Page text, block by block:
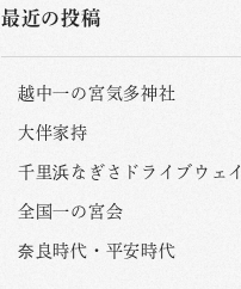
最近の投稿
越中一の宮気多神社
大伴家持
千里浜なぎさドライブウェイ
全国一の宮会
奈良時代・平安時代